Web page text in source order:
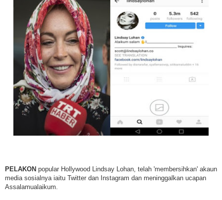
PELAKON popular Hollywood Lindsay Lohan, telah 'membersihkan' akaun
media sosialnya iaitu Twitter dan Instagram dan meninggalkan ucapan
Assalamualaikum.